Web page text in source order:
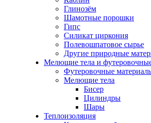
Глинозём
Шамотные порошки
Гипс
Силикат циркония
Полевошпатовое сырье
Другие природные
Мелющие тела и
Футеровочные
Мелющие тела
Бисер
Цилиндры
Шары
Теплоизоляция